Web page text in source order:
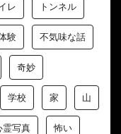
レ トンネル
験 不気味な話
奇妙
学校 家 山
霊写真 怖い